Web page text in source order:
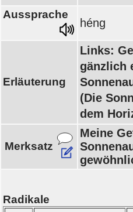
Aussprache
héng
Erläuterung
Links:
gänzlich
(Die
dem
Merksatz
Meine
Radikale